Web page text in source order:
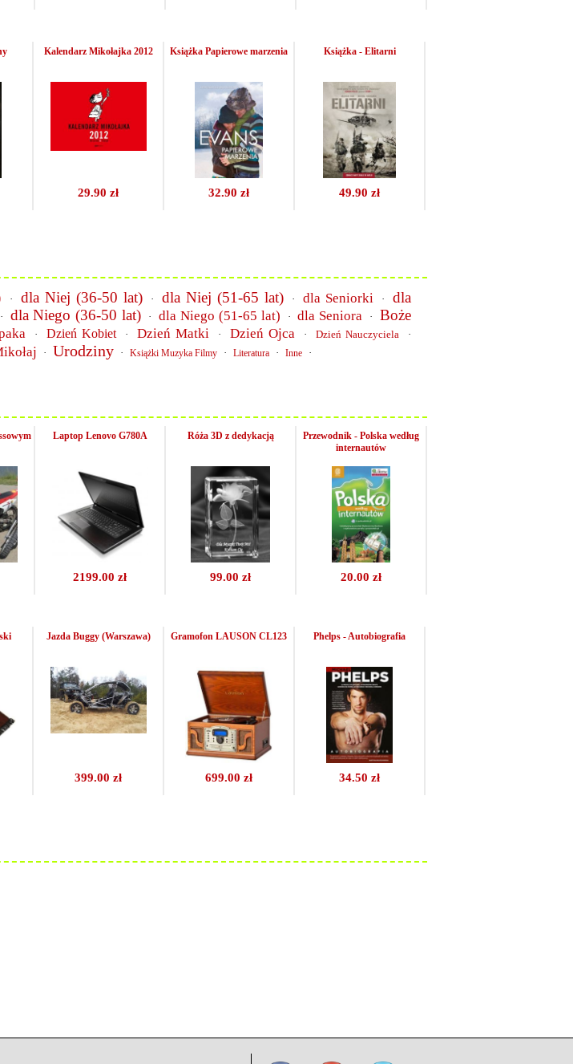
29.90 zł
Kalendarz Mikołajka 2012
32.90 zł
Książka Papierowe marzenia
49.90 zł
Książka - Elitarni
· dla Niej (36-50 lat) · dla Niej (51-65 lat) · dla Seniorki ·
dla
· dla Niego (36-50 lat) · dla Niego (51-65 lat) · dla Seniora ·
Boże
· Dzień Kobiet · Dzień Matki · Dzień Ojca · Dzień Nauczyciela
·
· Urodziny · Książki Muzyka Filmy · Literatura · Inne ·
2199.00 zł
Laptop Lenovo G780A
99.00 zł
Róża 3D z dedykacją
20.00 zł
Przewodnik - Polska według
internautów
399.00 zł
Jazda Buggy (Warszawa)
699.00 zł
Gramofon LAUSON CL123
34.50 zł
Phelps - Autobiografia